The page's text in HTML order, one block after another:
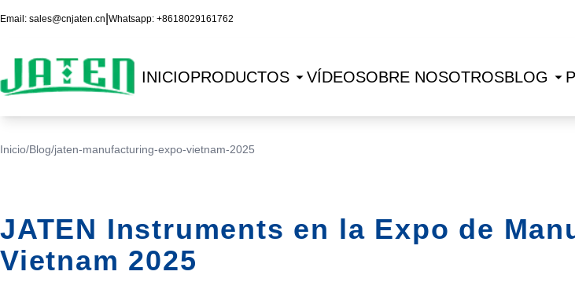
Email: sales@cnjaten.cn Whatsapp: +8618029161762
INICIOPRODUCTOS VÍDEOSOBRE NOSOTROSBLOG
Inicio/Blog/jaten-manufacturing-expo-vietnam-2025
JATEN Instruments en la Expo de
Vietnam 2025